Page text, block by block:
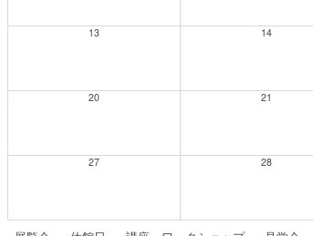
13 14
20 21
27 28